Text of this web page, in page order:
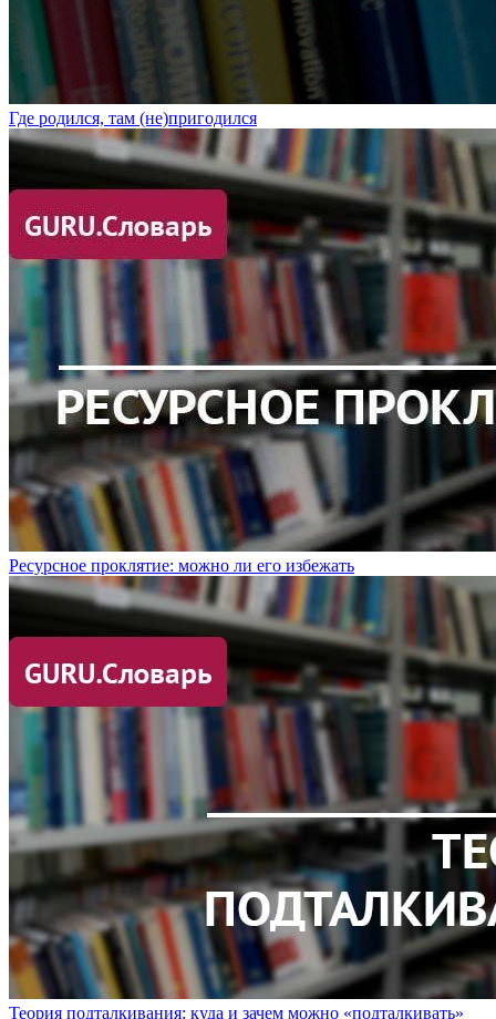
Где родился, там (не)пригодился
Ресурсное проклятие: можно ли его избежать
Теория подталкивания: куда и зачем можно «подталкивать»